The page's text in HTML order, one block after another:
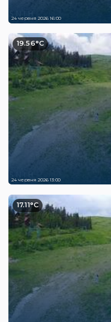
24 червня 2026 16:00
19.56°C
24 червня 2026 13:00
17.11°C